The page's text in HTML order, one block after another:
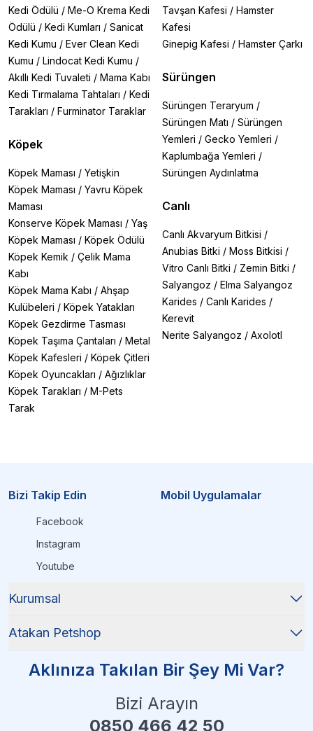
Kedi Ödülü / Me-O Krema Kedi
Ödülü / Kedi Kumları / Sanicat
Kedi Kumu / Ever Clean Kedi
Kumu / Lindocat Kedi Kumu /
Akıllı Kedi Tuvaleti / Mama Kabı
Kedi Tırmalama Tahtaları / Kedi
Tarakları / Furminator Taraklar
Köpek
Köpek Maması / Yetişkin
Köpek Maması / Yavru Köpek
Maması
Konserve Köpek Maması / Yaş
Köpek Maması / Köpek Ödülü
Köpek Kemik / Çelik Mama
Kabı
Köpek Mama Kabı / Ahşap
Kulübeleri / Köpek Yatakları
Köpek Gezdirme Tasması
Köpek Taşıma Çantaları / Metal
Köpek Kafesleri / Köpek Çitleri
Köpek Oyuncakları / Ağızlıklar
Köpek Tarakları / M-Pets
Tarak
Tavşan Kafesi / Hamster
Kafesi
Ginepig Kafesi / Hamster Çarkı
Sürüngen
Sürüngen Teraryum /
Sürüngen Matı / Sürüngen
Yemleri / Gecko Yemleri /
Kaplumbağa Yemleri /
Sürüngen Aydınlatma
Canlı
Canlı Akvaryum Bitkisi /
Anubias Bitki / Moss Bitkisi /
Vitro Canlı Bitki / Zemin Bitki /
Salyangoz / Elma Salyangoz
Karides / Canlı Karides /
Kerevit
Nerite Salyangoz / Axolotl
Bizi Takip Edin
Facebook
Instagram
Youtube
Mobil Uygulamalar
Kurumsal
Atakan Petshop
Aklınıza Takılan Bir Şey Mi Var?
Bizi Arayın
0850 466 42 50